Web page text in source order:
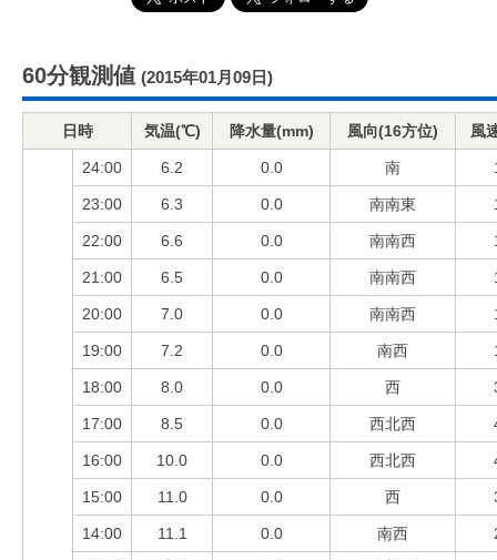
60分観測値 (2015年01月09日)
日時 気温(℃) 降水量(mm) 風向(16方位) 風
24:00 6.2 0.0 南
23:00 6.3 0.0 南南東
22:00 6.6 0.0 南南西
21:00 6.5 0.0 南南西
20:00 7.0 0.0 南南西
19:00 7.2 0.0 南西
18:00 8.0 0.0 西
17:00 8.5 0.0 西北西
16:00 10.0 0.0 西北西
15:00 11.0 0.0 西
14:00 11.1 0.0 南西